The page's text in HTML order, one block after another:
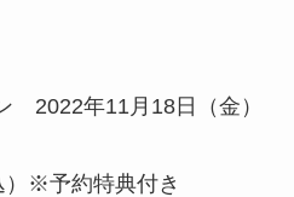
2022年11月18日（金）
※予約特典付き